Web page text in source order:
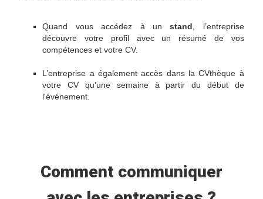
Quand vous accédez à unstand , l’entreprise
découvre votre profil avec un résumé de vos
compétences et votre CV.
L’entreprise a également accès dans la CVthèque à
votre CV qu’une semaine à partir du début de
l'événement.
Comment communiquer